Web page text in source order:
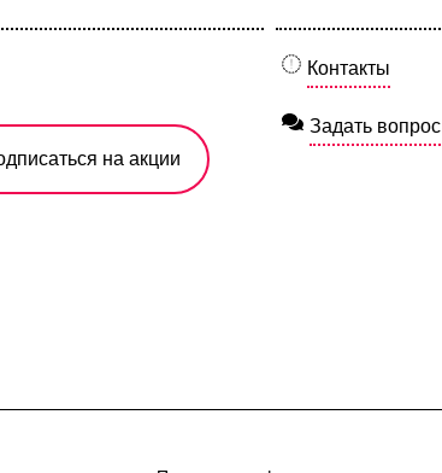
на акции
Контакты
Задать вопрос